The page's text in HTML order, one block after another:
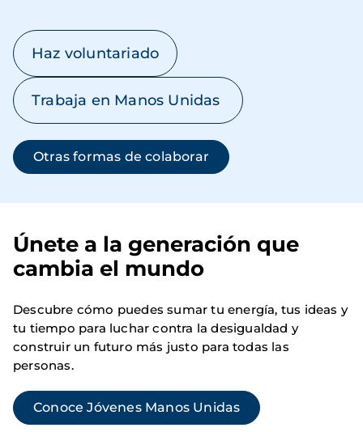
Haz voluntariado
Trabaja en Manos Unidas
Otras formas de colaborar
Únete a la generación que
cambia el mundo
Descubre cómo puedes sumar tu energía, tus ideas y
tu tiempo para luchar contra la desigualdad y
construir un futuro más justo para todas las
personas.
Conoce Jóvenes Manos Unidas